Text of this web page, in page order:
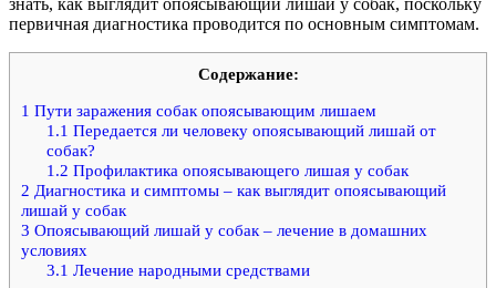
знать, как выглядит опоясывающий лишай у собак, поскольку
первичная диагностика проводится по основным симптомам.
Содержание:
1 Пути заражения собак опоясывающим лишаем
1.1 Передается ли человеку опоясывающий лишай от
собак?
1.2 Профилактика опоясывающего лишая у собак
2 Диагностика и симптомы – как выглядит опоясывающий
лишай у собак
3 Опоясывающий лишай у собак – лечение в домашних
условиях
3.1 Лечение народными средствами